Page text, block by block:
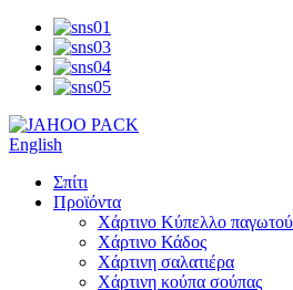
English
Σπίτι
Προϊόντα
Χάρτινο Κύπελλο παγωτού
Χάρτινο Κάδος
Χάρτινη σαλατιέρα
Χάρτινη κούπα σούπας